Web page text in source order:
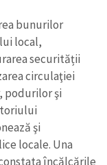
bunurilor
local,
securității
circulaţiei
podurilor şi
şi
locale. Una
încălcările